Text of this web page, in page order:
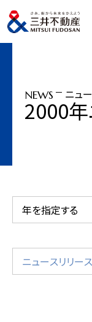
トップページ ニュー
アウトレットパーク「マ
突破！
NEWS ニュ
2000年
年を指定する